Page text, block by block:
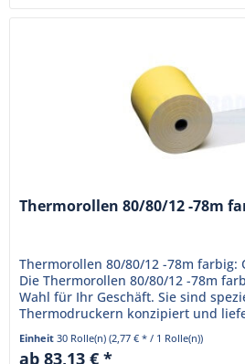
Thermorollen 80/80/12 -78m
Thermorollen 80/80/12 -78m
Die Thermorollen 80/80/12 -78m
Wahl für Ihr Geschäft. Sie sind
Thermodruckern konzipiert und
Einheit30 Rolle(n)(2,77 € * / 1 Rolle(n))
ab 83,13 € *